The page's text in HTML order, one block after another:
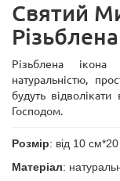
Святий
Різьблена
натуральністю,
будуть
Господом.
Розмір: від 10
Матеріал: